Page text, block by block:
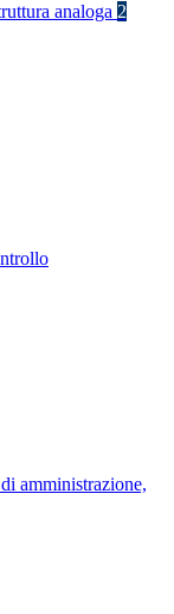
analoga 2
amministrazione,